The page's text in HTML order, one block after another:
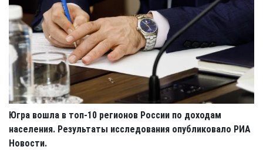
Югра вошла в топ-10 регионов России по доходам
населения. Результаты исследования опубликовало РИА
Новости.